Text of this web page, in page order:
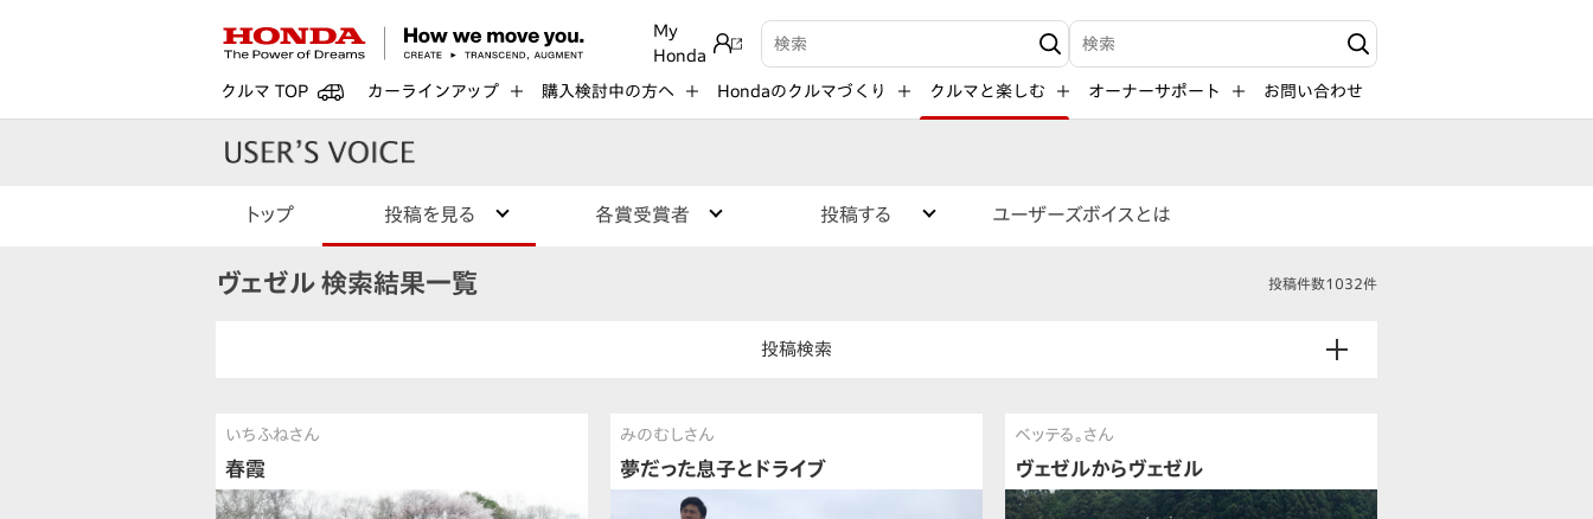
My
Honda
検索キーワード入力 検索キーワード入力
クルマ TOP カーラインアップ 購入検討中の方へ Hondaのクルマづくり クルマと楽しむ オーナーサポート お問い合わせ
トップ 投稿を見る 各賞受賞者 投稿する ユーザーズボイスとは
ヴェゼル 検索結果一覧 投稿件数1032件
投稿検索
いちふねさん
春霞
みのむしさん
夢だった息子とドライブ
ベッテる。さん
ヴェゼルからヴェゼル